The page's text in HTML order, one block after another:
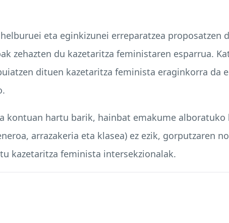
eta eginkizunei erreparatzea proposatzen
zehazten du kazetaritza feministaren esparrua.
dituen kazetaritza feminista eraginkorra da
kontuan hartu barik, hainbat emakume
arrazakeria eta klasea) ez ezik, gorputzaren
kazetaritza feminista intersekzionalak.